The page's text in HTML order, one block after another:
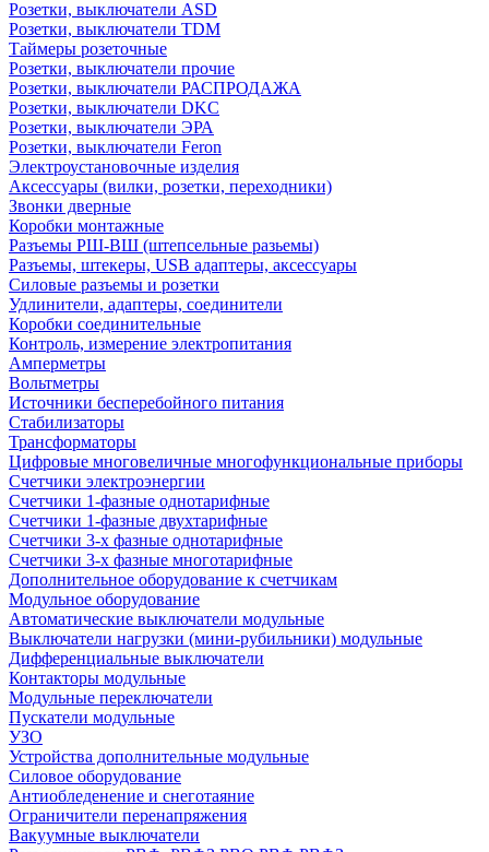
Розетки, выключатели ASD
Розетки, выключатели TDM
Таймеры розеточные
Розетки, выключатели прочие
Розетки, выключатели РАСПРОДАЖА
Розетки, выключатели DKC
Розетки, выключатели ЭРА
Розетки, выключатели Feron
Электроустановочные изделия
Аксессуары (вилки, розетки, переходники)
Звонки дверные
Коробки монтажные
Разъемы РШ-ВШ (штепсельные разьемы)
Разъемы, штекеры, USB адаптеры, аксессуары
Силовые разъемы и розетки
Удлинители, адаптеры, соединители
Коробки соединительные
Контроль, измерение электропитания
Амперметры
Вольтметры
Источники бесперебойного питания
Стабилизаторы
Трансформаторы
Цифровые многовеличные многофункциональные приборы
Счетчики электроэнергии
Счетчики 1-фазные однотарифные
Счетчики 1-фазные двухтарифные
Счетчики 3-х фазные однотарифные
Счетчики 3-х фазные многотарифные
Дополнительное оборудование к счетчикам
Модульное оборудование
Автоматические выключатели модульные
Выключатели нагрузки (мини-рубильники) модульные
Дифференциальные выключатели
Контакторы модульные
Модульные переключатели
Пускатели модульные
УЗО
Устройства дополнительные модульные
Силовое оборудование
Антиобледенение и снеготаяние
Ограничители перенапряжения
Вакуумные выключатели